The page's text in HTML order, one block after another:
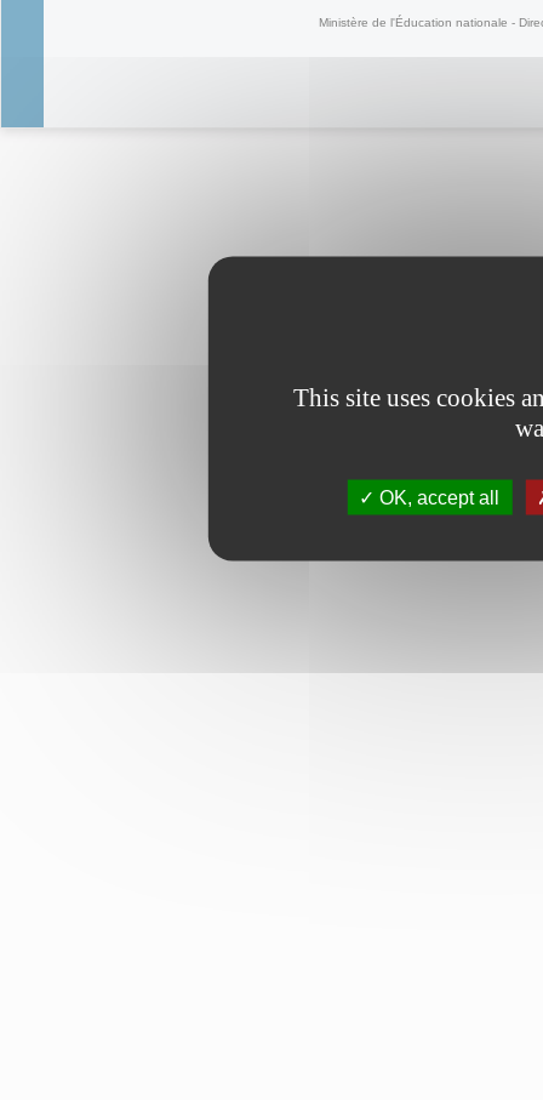
Ministère de l'Éducation nationale -
This site uses cookies
OK, accept all